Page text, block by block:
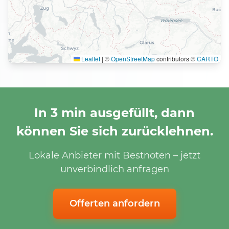
Leaflet | ©OpenStreetMapcontributors ©CARTO
In 3 min ausgefüllt, dann
können Sie sich zurücklehnen.
Lokale Anbieter mit Bestnoten – jetzt
unverbindlich anfragen
Offerten anfordern